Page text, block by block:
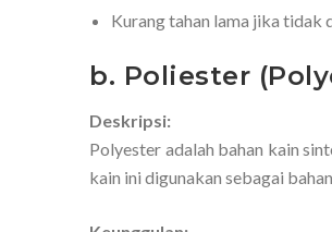
Kurang tahan lama jika tidak
b. Poliester
Deskripsi:
Polyester adalah bahan kain
kain ini digunakan sebagai